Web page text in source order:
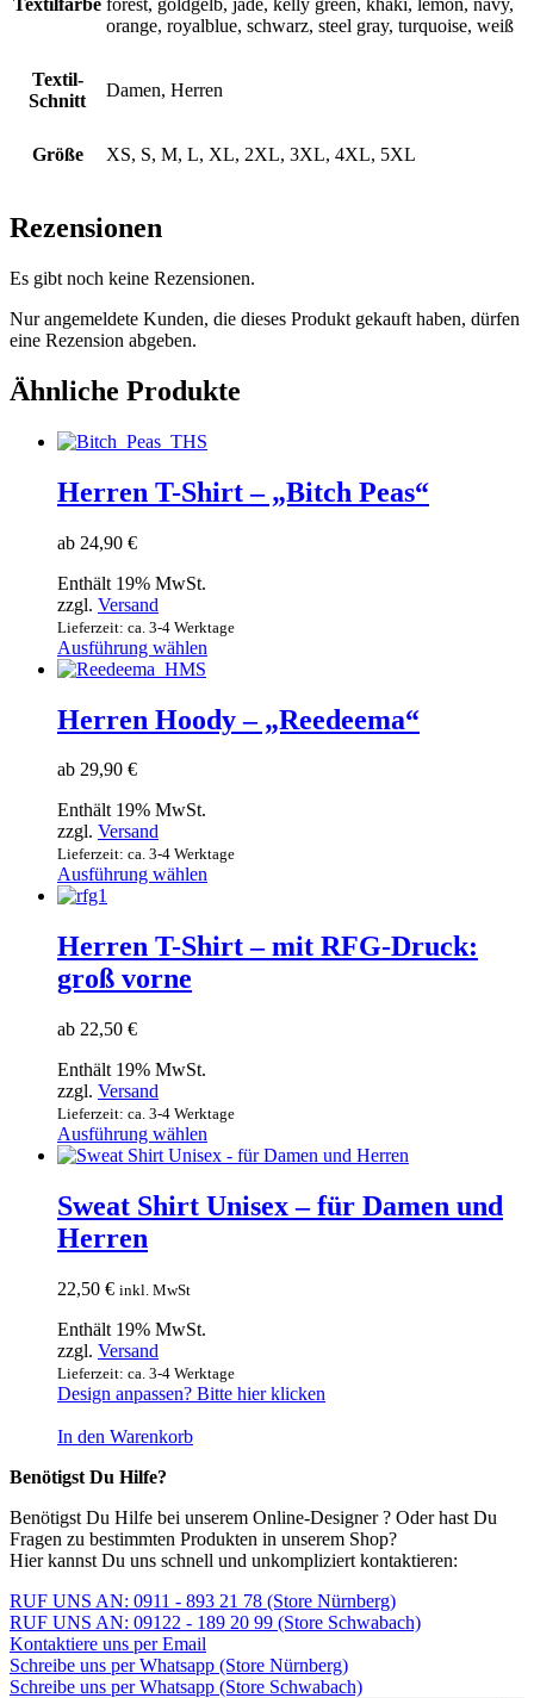
Textilfarbe forest, goldgelb, jade, kelly green, khaki, lemon, navy,
orange, royalblue, schwarz, steel gray, turquoise, weiß
Textil-
Schnitt
Damen, Herren
Größe XS, S, M, L, XL, 2XL, 3XL, 4XL, 5XL
Rezensionen
Es gibt noch keine Rezensionen.
Nur angemeldete Kunden, die dieses Produkt gekauft haben, dürfen
eine Rezension abgeben.
Ähnliche Produkte
Herren T-Shirt – „Bitch Peas“
ab 24,90 €
Enthält 19% MwSt.
zzgl. Versand
Lieferzeit: ca. 3-4 Werktage
Ausführung wählen
mehrere
Varianten
der
Produktseite
Herren Hoody – „Reedeema“
ab 29,90 €
Enthält 19% MwSt.
zzgl. Versand
Lieferzeit: ca. 3-4 Werktage
Ausführung wählen
mehrere
Varianten
Produktseite
werden
Herren T-Shirt – mit RFG-Druck:
groß vorne
ab 22,50 €
Enthält 19% MwSt.
zzgl. Versand
Lieferzeit: ca. 3-4 Werktage
Ausführung wählen
Produkt
mehrere
Varianten
Produktseite
gewählt
Sweat Shirt Unisex – für Damen und
Herren
22,50 € inkl. MwSt
Enthält 19% MwSt.
zzgl. Versand
Lieferzeit: ca. 3-4 Werktage
Design anpassen? Bitte hier klicken
In den Warenkorb
Benötigst Du Hilfe?
Benötigst Du Hilfe bei unserem Online-Designer ? Oder hast Du
Fragen zu bestimmten Produkten in unserem Shop?
Hier kannst Du uns schnell und unkompliziert kontaktieren:
RUF UNS AN: 0911 - 893 21 78 (Store Nürnberg)
RUF UNS AN: 09122 - 189 20 99 (Store Schwabach)
Kontaktiere uns per Email
Schreibe uns per Whatsapp (Store Nürnberg)
Schreibe uns per Whatsapp (Store Schwabach)